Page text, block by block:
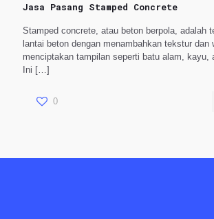
Jasa Pasang Stamped Concrete
Stamped concrete, atau beton berpola, adalah
lantai beton dengan menambahkan tekstur dan
menciptakan tampilan seperti batu alam, kayu,
Ini […]
0